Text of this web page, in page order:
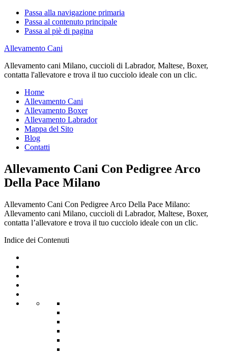
Passa alla navigazione primaria
Passa al contenuto principale
Passa al piè di pagina
Allevamento Cani
Allevamento cani Milano, cuccioli di Labrador, Maltese, Boxer,
contatta l'allevatore e trova il tuo cucciolo ideale con un clic.
Home
Allevamento Cani
Allevamento Boxer
Allevamento Labrador
Mappa del Sito
Blog
Contatti
Allevamento Cani Con Pedigree Arco
Della Pace Milano
Allevamento Cani Con Pedigree Arco Della Pace Milano:
Allevamento cani Milano, cuccioli di Labrador, Maltese, Boxer,
contatta l’allevatore e trova il tuo cucciolo ideale con un clic.
Indice dei Contenuti